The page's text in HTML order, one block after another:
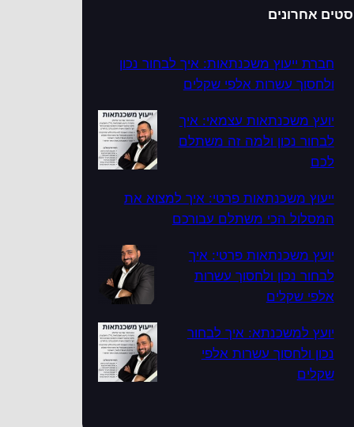
אחרונים
חברת ייעוץ משכנתאות: איך לבחור נכון
ולחסוך עשרות אלפי שקלים
יועץ משכנתאות עצמאי: איך
לבחור נכון ולמה זה משתלם
לכם
ייעוץ משכנתאות פרטי: איך למצוא את
המסלול הכי משתלם עבורכם
יועץ משכנתאות פרטי: איך
לבחור נכון ולחסוך עשרות
אלפי שקלים
יועץ למשכנתא: איך לבחור
נכון ולחסוך עשרות אלפי
שקלים